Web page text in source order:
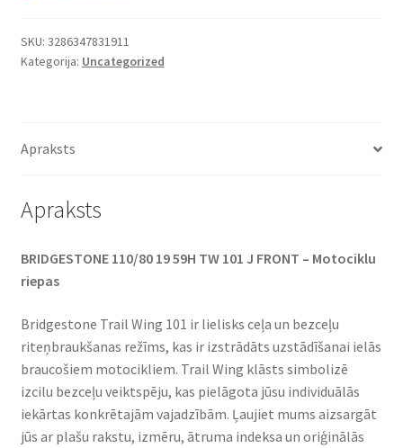
SKU: 3286347831911
Kategorija: Uncategorized
Apraksts
Apraksts
BRIDGESTONE 110/80 19 59H TW 101 J FRONT – Motociklu
riepas
Bridgestone Trail Wing 101 ir lielisks ceļa un bezceļu
riteņbraukšanas režīms, kas ir izstrādāts uzstādīšanai ielās
braucošiem motocikliem. Trail Wing klāsts simbolizē
izcilu bezceļu veiktspēju, kas pielāgota jūsu individuālās
iekārtas konkrētajām vajadzībām. Ļaujiet mums aizsargāt
jūs ar plašu rakstu, izmēru, ātruma indeksa un oriģinālās